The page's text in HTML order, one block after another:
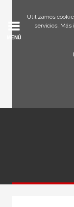
Utilizamos
servicios.
MENÚ